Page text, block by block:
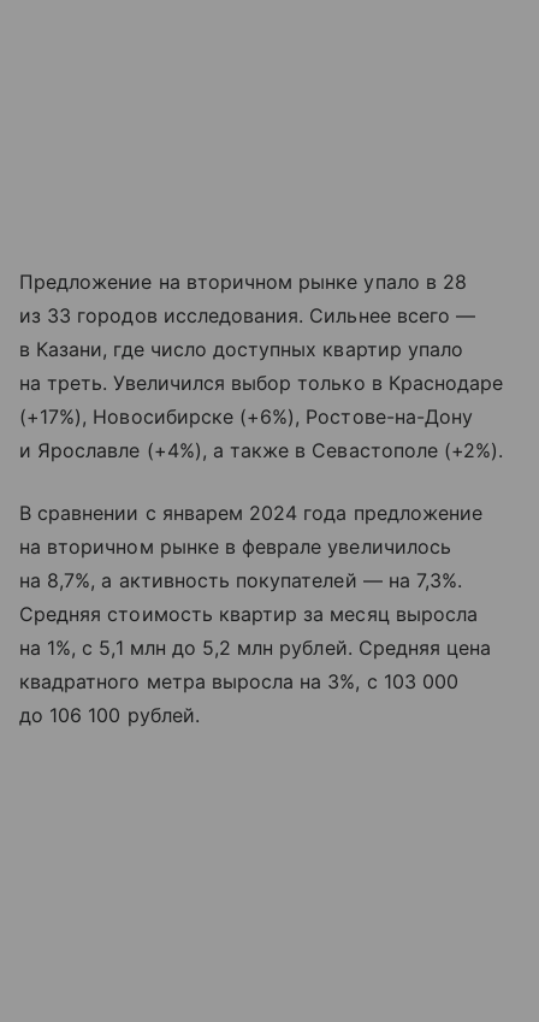
Предложение на вторичном рынке упало в 28
из 33 городов исследования. Сильнее всего —
в Казани, где число доступных квартир упало
на треть. Увеличился выбор только в Краснодаре
(+17%), Новосибирске (+6%), Ростове-на-Дону
и Ярославле (+4%), а также в Севастополе (+2%).
В сравнении с январем 2024 года предложение
на вторичном рынке в феврале увеличилось
на 8,7%, а активность покупателей — на 7,3%.
Средняя стоимость квартир за месяц выросла
на 1%, с 5,1 млн до 5,2 млн рублей. Средняя цена
квадратного метра выросла на 3%, с 103 000
до 106 100 рублей.